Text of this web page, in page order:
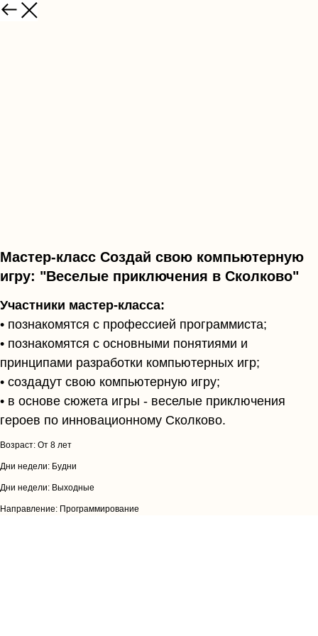
Мастер-класс Создай свою компьютерную
игру: "Веселые приключения в Сколково"
Участники мастер-класса:
• познакомятся с профессией программиста;
• познакомятся с основными понятиями и
принципами разработки компьютерных игр;
• создадут свою компьютерную игру;
• в основе сюжета игры - веселые приключения
героев по инновационному Сколково.
Возраст: От 8 лет
Дни недели: Будни
Дни недели: Выходные
Направление: Программирование